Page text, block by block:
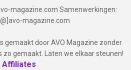
magazine.com Samenwerkingen:
magazine.com
gemaakt door AVO Magazine zonder
gemaakt. Laten we elkaar steunen!
Affiliates